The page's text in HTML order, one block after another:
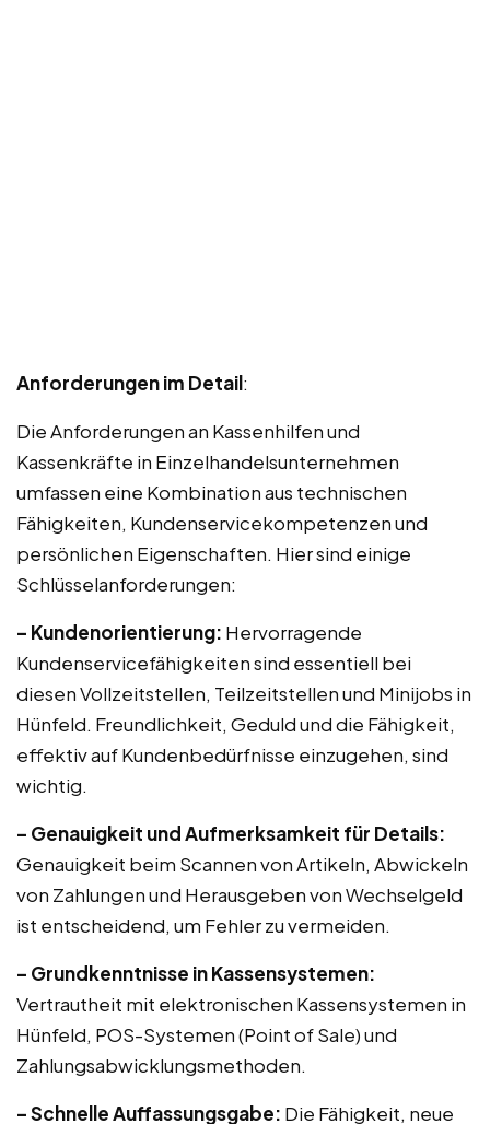
Anforderungen im Detail:
Die Anforderungen an Kassenhilfen und
Kassenkräfte in Einzelhandelsunternehmen
umfassen eine Kombination aus technischen
Fähigkeiten, Kundenservicekompetenzen und
persönlichen Eigenschaften. Hier sind einige
Schlüsselanforderungen:
– Kundenorientierung: Hervorragende
Kundenservicefähigkeiten sind essentiell bei
diesen Vollzeitstellen, Teilzeitstellen und Minijobs in
Hünfeld. Freundlichkeit, Geduld und die Fähigkeit,
effektiv auf Kundenbedürfnisse einzugehen, sind
wichtig.
– Genauigkeit und Aufmerksamkeit für Details:
Genauigkeit beim Scannen von Artikeln, Abwickeln
von Zahlungen und Herausgeben von Wechselgeld
ist entscheidend, um Fehler zu vermeiden.
– Grundkenntnisse in Kassensystemen:
Vertrautheit mit elektronischen Kassensystemen in
Hünfeld, POS-Systemen (Point of Sale) und
Zahlungsabwicklungsmethoden.
– Schnelle Auffassungsgabe: Die Fähigkeit, neue